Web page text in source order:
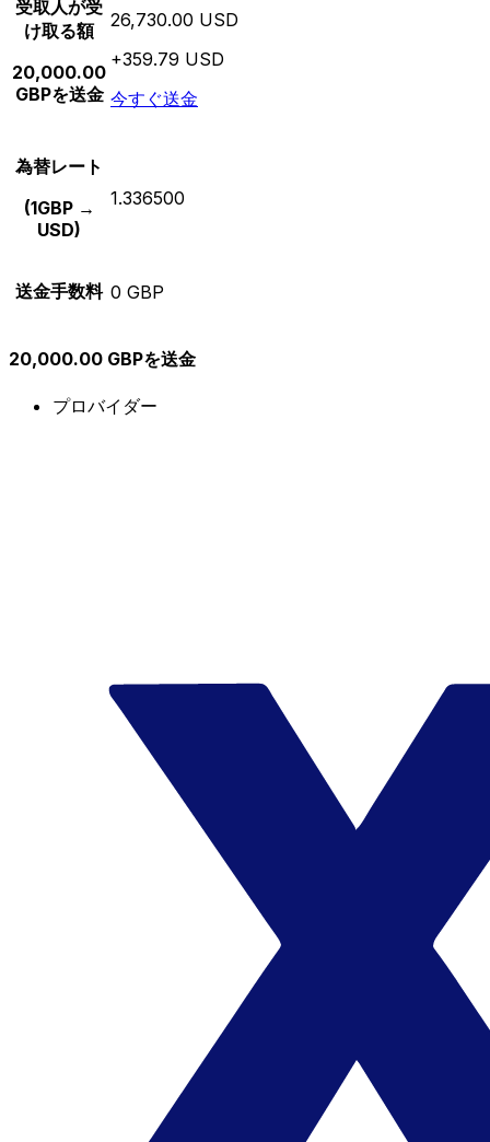
受取人が受
け取る額
20,000.00
GBPを送金
26,730.00 USD
+359.79 USD
今すぐ送金
為替レート
(1GBP →
USD)
1.336500
送金手数料 0 GBP
20,000.00 GBPを送金
プロバイダー